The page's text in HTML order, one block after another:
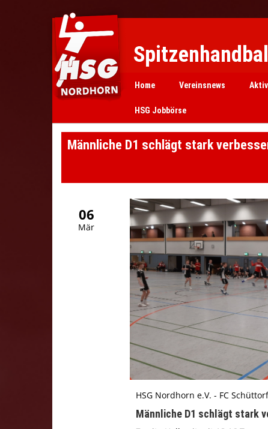
Home Vereinsnews
HSG Jobbörse
Männliche D1 schlägt stark
06
Mär
HSG Nordhorn e.V. - FC
Männliche D1 schlägt stark